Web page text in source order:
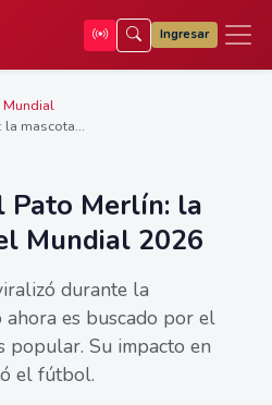
Ingresar
mascota...
Pato Merlín: la
Mundial 2026
durante la
es buscado por el
popular. Su impacto en
el fútbol.